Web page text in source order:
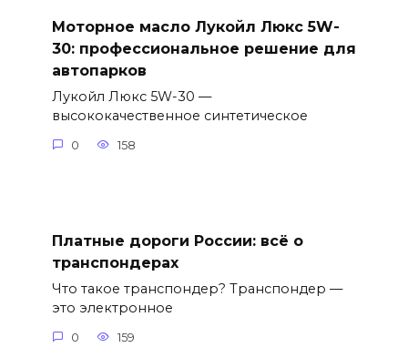
Моторное масло Лукойл Люкс 5W-
30: профессиональное решение для
автопарков
Лукойл Люкс 5W-30 —
высококачественное синтетическое
0 158
Платные дороги России: всё о
транспондерах
Что такое транспондер? Транспондер —
это электронное
0 159